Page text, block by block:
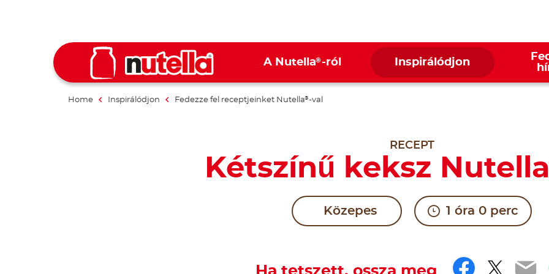
A Nutella® -ról Inspirálódjon
Home Inspirálódjon Fedezze fel receptjeinket Nutella®-val
RECEPT
Kétszínű keksz
Közepes 1 óra 0 perc